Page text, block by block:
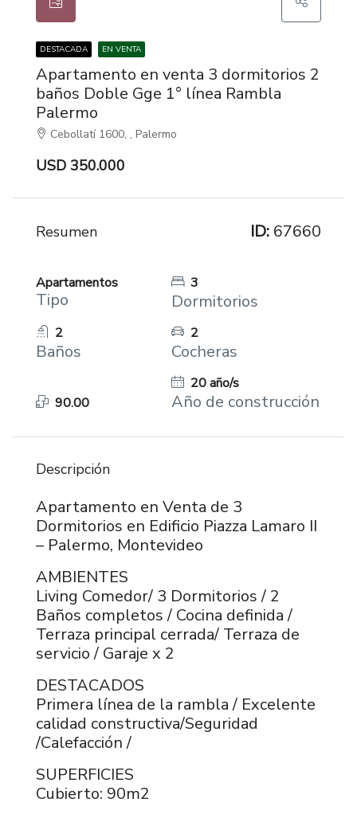
DESTACADA EN VENTA
Apartamento en venta 3 dormitorios 2
baños Doble Gge 1° línea Rambla
Palermo
Cebollatí 1600, , Palermo
USD 350.000
Resumen ID: 67660
Apartamentos
Tipo
3
Dormitorios
2
Baños
2
Cocheras
90.00
20 año/s
Año de construcción
Descripción
Apartamento en Venta de 3
Dormitorios en Edificio Piazza Lamaro II
– Palermo, Montevideo
AMBIENTES
Living Comedor/ 3 Dormitorios / 2
Baños completos / Cocina definida /
Terraza principal cerrada/ Terraza de
servicio / Garaje x 2
DESTACADOS
Primera línea de la rambla / Excelente
calidad constructiva/Seguridad
/Calefacción /
SUPERFICIES
Cubierto: 90m2